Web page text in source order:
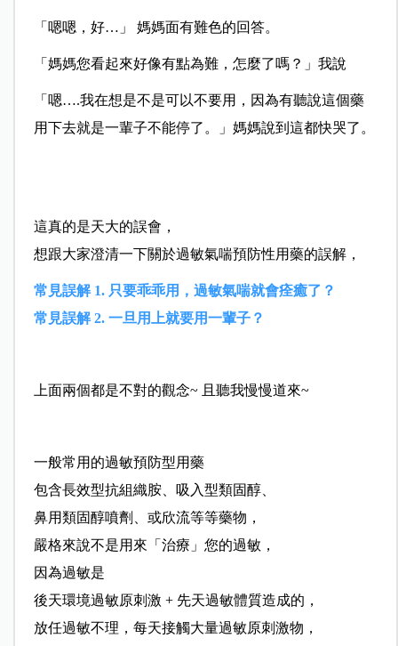
「嗯嗯，好…」 媽媽面有難色的回答。
「媽媽您看起來好像有點為難，怎麼了嗎？」我說
「嗯….我在想是不是可以不要用，因為有聽說這個藥
用下去就是一輩子不能停了。」媽媽說到這都快哭了。
這真的是天大的誤會，
想跟大家澄清一下關於過敏氣喘預防性用藥的誤解，
常見誤解 1. 只要乖乖用，過敏氣喘就會痊癒了？
常見誤解 2. 一旦用上就要用一輩子？
上面兩個都是不對的觀念~ 且聽我慢慢道來~
一般常用的過敏預防型用藥
包含長效型抗組織胺、吸入型類固醇、
鼻用類固醇噴劑、或欣流等等藥物，
嚴格來說不是用來「治療」您的過敏，
因為過敏是
後天環境過敏原刺激 + 先天過敏體質造成的，
放任過敏不理，每天接觸大量過敏原刺激物，